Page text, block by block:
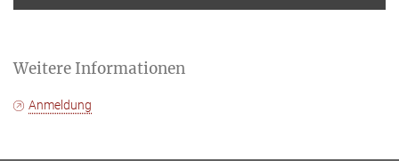
Weitere Informationen
Anmeldung